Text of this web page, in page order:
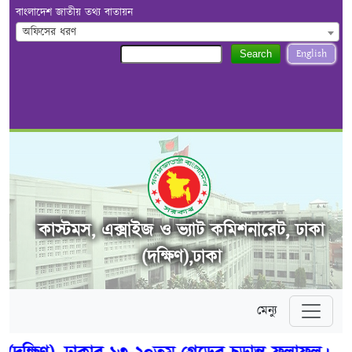
বাংলাদেশ জাতীয় তথ্য বাতায়ন
অফিসের ধরণ
English
Search
কাস্টমস, এক্সাইজ ও ভ্যাট কমিশনারেট, ঢাকা
(দক্ষিণ),ঢাকা
মেন্যু